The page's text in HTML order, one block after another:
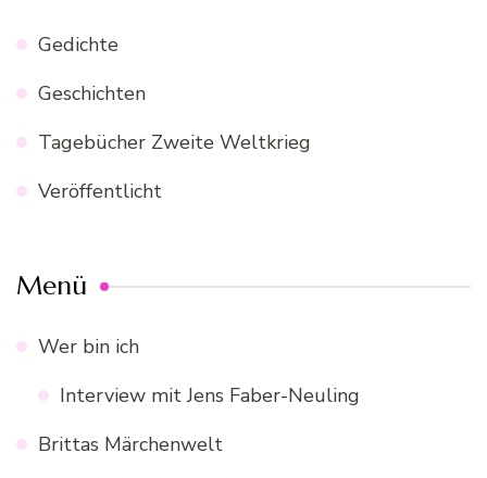
Gedichte
Geschichten
Tagebücher Zweite Weltkrieg
Veröffentlicht
Menü
Wer bin ich
Interview mit Jens Faber-Neuling
Brittas Märchenwelt